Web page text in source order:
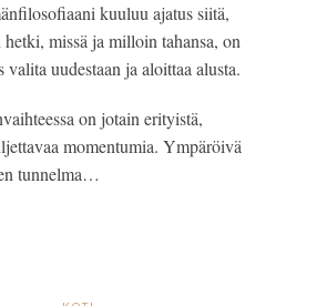
kuuluu ajatus siitä,
missä ja milloin tahansa, on
valita uudestaan ja aloittaa alusta.
on jotain erityistä,
momentumia. Ympäröivä
tunnelma…